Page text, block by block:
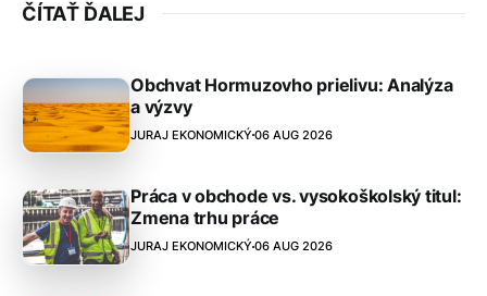
ČÍTAŤ ĎALEJ
Obchvat Hormuzovho prielivu: Analýza
a výzvy
JURAJ EKONOMICKÝ 06 AUG 2026
Práca v obchode vs. vysokoškolský titul:
Zmena trhu práce
JURAJ EKONOMICKÝ 06 AUG 2026